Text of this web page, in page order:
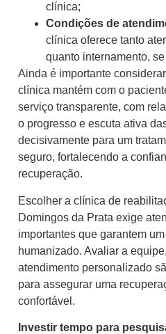
clínica;
Condições de
clínica oferece tanto
quanto internamento,
Ainda é importante
clínica mantém com o
serviço transparente, com
o progresso e escuta ativa
decisivamente para um
seguro, fortalecendo a
recuperação.
Escolher a clínica de
Domingos da Prata exige
importantes que garantem
humanizado. Avaliar a
atendimento personalizado
para assegurar uma
confortável.
Investir tempo para